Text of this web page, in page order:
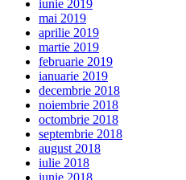
iunie 2019
mai 2019
aprilie 2019
martie 2019
februarie 2019
ianuarie 2019
decembrie 2018
noiembrie 2018
octombrie 2018
septembrie 2018
august 2018
iulie 2018